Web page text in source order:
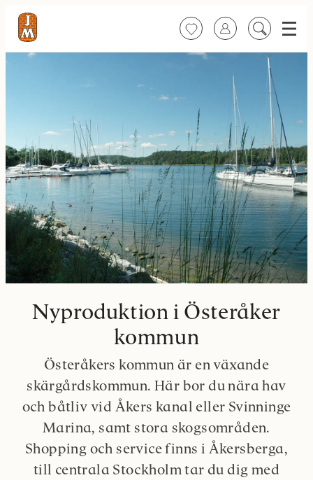
FavoriterLogga in
Sök
innehåll
Meny
Nyproduktion i Österåker
kommun
Österåkers kommun är en växande
skärgårdskommun. Här bor du nära hav
och båtliv vid Åkers kanal eller Svinninge
Marina, samt stora skogsområden.
Shopping och service finns i Åkersberga,
till centrala Stockholm tar du dig med